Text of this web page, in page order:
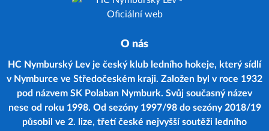
O nás
HC Nymburský Lev je český klub ledního hokeje, který sídlí
v Nymburce ve Středočeském kraji. Založen byl v roce 1932
pod názvem SK Polaban Nymburk. Svůj současný název
nese od roku 1998. Od sezóny 1997/98 do sezóny 2018/19
působil ve 2. lize, třetí české nejvyšší soutěži ledního